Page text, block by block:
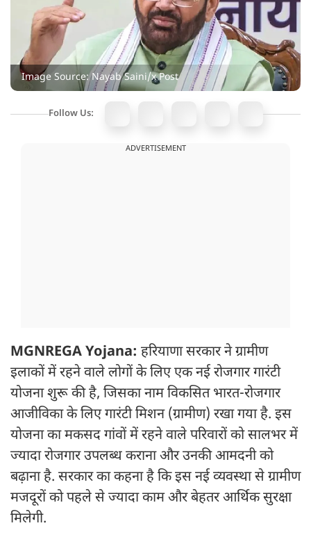
Image Source: Nayab Saini/x Post
Follow Us:
ADVERTISEMENT
MGNREGA Yojana: हरियाणा सरकार ने ग्रामीण
इलाकों में रहने वाले लोगों के लिए एक नई रोजगार गारंटी
योजना शुरू की है, जिसका नाम विकसित भारत-रोजगार
आजीविका के लिए गारंटी मिशन (ग्रामीण) रखा गया है. इस
योजना का मकसद गांवों में रहने वाले परिवारों को सालभर में
ज्यादा रोजगार उपलब्ध कराना और उनकी आमदनी को
बढ़ाना है. सरकार का कहना है कि इस नई व्यवस्था से ग्रामीण
मजदूरों को पहले से ज्यादा काम और बेहतर आर्थिक सुरक्षा
मिलेगी.